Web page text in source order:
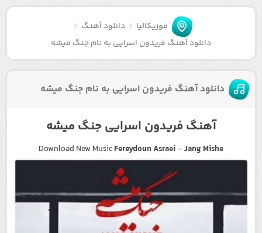
موزیکالیا
دانلود آهنگ
دانلود آهنگ فریدون اسرایی به نام جنگ میشه
دانلود آهنگ فریدون اسرایی به نام جنگ میشه
آهنگ فریدون اسرایی جنگ میشه
Download New MusicFereydoun Asraei–Jang Mishe